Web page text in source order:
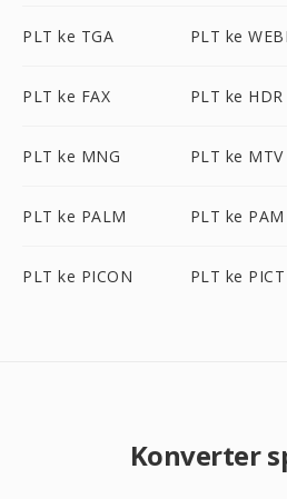
PLT ke TGA PLT ke
PLT ke FAX PLT ke HDR
PLT ke MNG PLT ke MTV
PLT ke PALM PLT ke PAM
PLT ke PICON PLT ke PICT
Konverter